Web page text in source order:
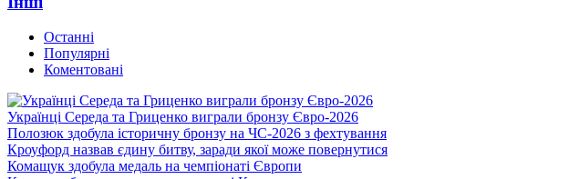
Останні
Популярні
Коментовані
Українці Середа та Гриценко виграли бронзу Євро-2026
Полозюк здобула історичну бронзу на ЧС-2026 з фехтування
Кроуфорд назвав єдину битву, заради якої може повернутися
Комащук здобула медаль на чемпіонаті Європи